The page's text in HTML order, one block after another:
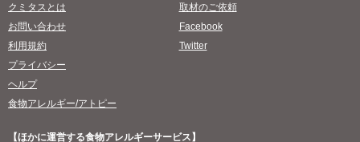
クミタスとは
お問い合わせ
利用規約
プライバシー
ヘルプ
食物アレルギー/アトピー
取材のご依頼
Facebook
Twitter
【ほかに運営する食物アレルギーサービス】